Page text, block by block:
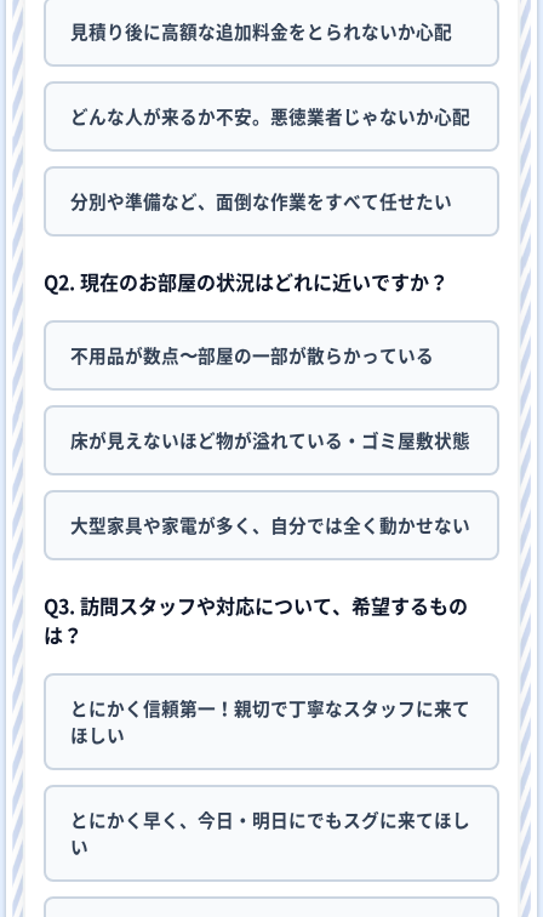
見積り後に高額な追加料金をとられないか心配
どんな人が来るか不安。悪徳業者じゃないか心配
分別や準備など、面倒な作業をすべて任せたい
Q2. 現在のお部屋の状況はどれに近いですか？
不用品が数点〜部屋の一部が散らかっている
床が見えないほど物が溢れている・ゴミ屋敷状態
大型家具や家電が多く、自分では全く動かせない
Q3. 訪問スタッフや対応について、希望するもの
は？
とにかく信頼第一！親切で丁寧なスタッフに来て
ほしい
とにかく早く、今日・明日にでもスグに来てほし
い